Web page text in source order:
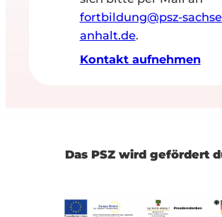
fortbildung@psz-
anhalt.de.
Kontakt aufnehmen
Das PSZ wird gefördert